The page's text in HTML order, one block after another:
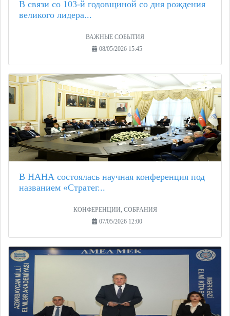
В связи со 103-й годовщиной со дня рождения
великого лидера...
ВАЖНЫЕ СОБЫТИЯ
08/05/2026 15:45
В НАНА состоялась научная конференция под
названием «Стратег...
КОНФЕРЕНЦИИ, СОБРАНИЯ
07/05/2026 12:00